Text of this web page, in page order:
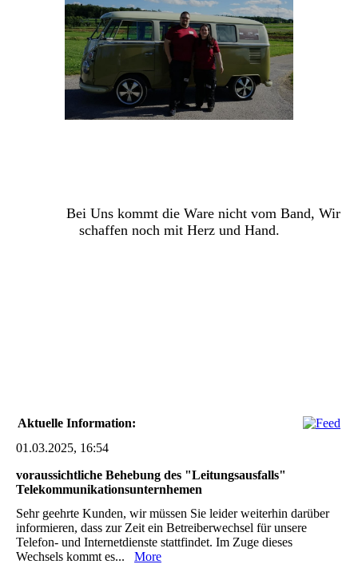
Bei Uns kommt die Ware nicht vom Band, Wir
schaffen noch mit Herz und Hand.
Aktuelle Information:
01.03.2025, 16:54
voraussichtliche Behebung des "Leitungsausfalls"
Telekommunikationsunternhemen
Sehr geehrte Kunden, wir müssen Sie leider weiterhin darüber
informieren, dass zur Zeit ein Betreiberwechsel für unsere
Telefon- und Internetdienste stattfindet. Im Zuge dieses
Wechsels kommt es... More